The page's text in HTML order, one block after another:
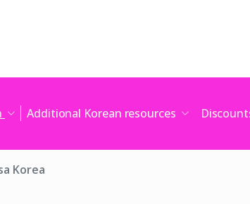
Additional Korean resources
Korea